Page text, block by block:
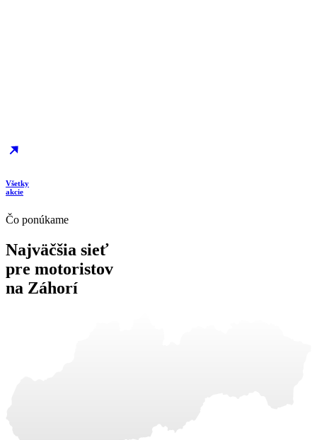
Všetky
akcie
Čo ponúkame
Najväčšia sieť
pre motoristov
na Záhorí